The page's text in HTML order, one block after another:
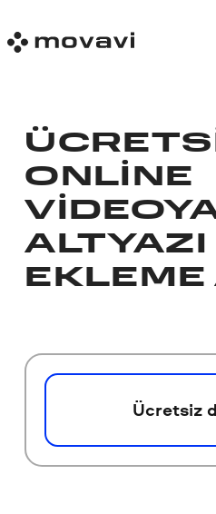
ONLINE
ALTYAZI
EKLEME
Ücretsiz